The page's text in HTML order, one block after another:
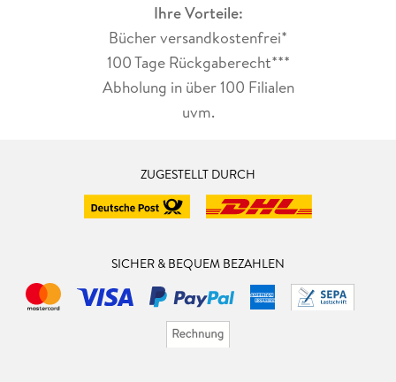
Ihre Vorteile:
Bücher versandkostenfrei*
100 Tage Rückgaberecht***
Abholung in über 100 Filialen
uvm.
ZUGESTELLT DURCH
SICHER & BEQUEM BEZAHLEN